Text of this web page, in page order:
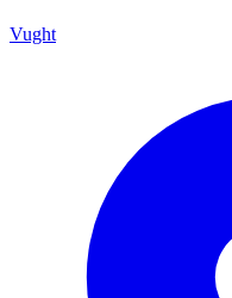
Vught